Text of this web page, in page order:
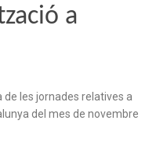
a
de les jornades relatives a
del mes de novembre